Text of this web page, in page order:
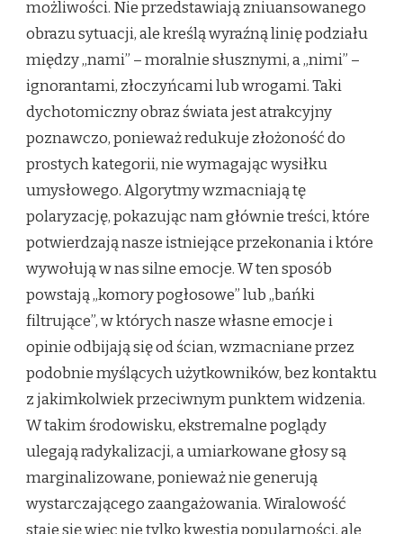
możliwości. Nie przedstawiają zniuansowanego
obrazu sytuacji, ale kreślą wyraźną linię podziału
między „nami” – moralnie słusznymi, a „nimi” –
ignorantami, złoczyńcami lub wrogami. Taki
dychotomiczny obraz świata jest atrakcyjny
poznawczo, ponieważ redukuje złożoność do
prostych kategorii, nie wymagając wysiłku
umysłowego. Algorytmy wzmacniają tę
polaryzację, pokazując nam głównie treści, które
potwierdzają nasze istniejące przekonania i które
wywołują w nas silne emocje. W ten sposób
powstają „komory pogłosowe” lub „bańki
filtrujące”, w których nasze własne emocje i
opinie odbijają się od ścian, wzmacniane przez
podobnie myślących użytkowników, bez kontaktu
z jakimkolwiek przeciwnym punktem widzenia.
W takim środowisku, ekstremalne poglądy
ulegają radykalizacji, a umiarkowane głosy są
marginalizowane, ponieważ nie generują
wystarczającego zaangażowania. Wiralowość
staje się więc nie tylko kwestią popularności, ale